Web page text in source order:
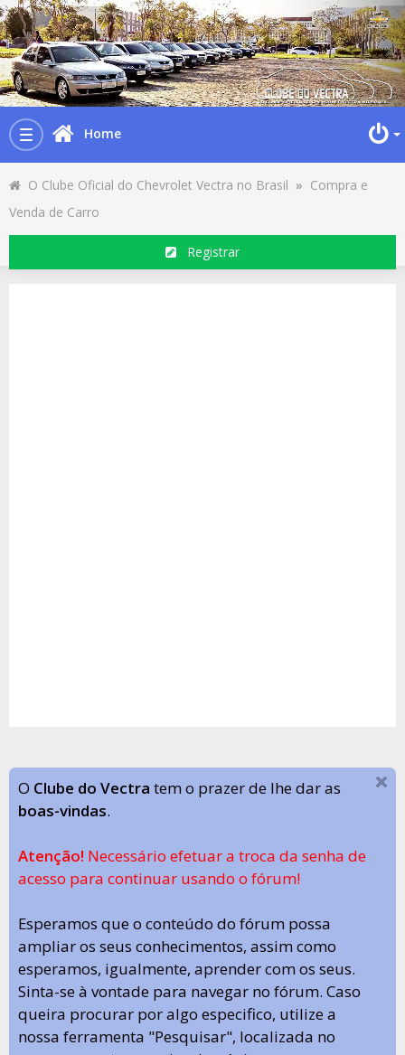
Toggle
navigation
Home
O Clube Oficial do Chevrolet Vectra no Brasil » Compra e
Venda de Carro
Registrar
O Clube do Vectra tem o prazer de lhe dar as
boas-vindas.
Atenção! Necessário efetuar a troca da senha de
acesso para continuar usando o fórum!
Esperamos que o conteúdo do fórum possa
ampliar os seus conhecimentos, assim como
esperamos, igualmente, aprender com os seus.
Sinta-se à vontade para navegar no fórum. Caso
queira procurar por algo especifico, utilize a
nossa ferramenta "Pesquisar", localizada no